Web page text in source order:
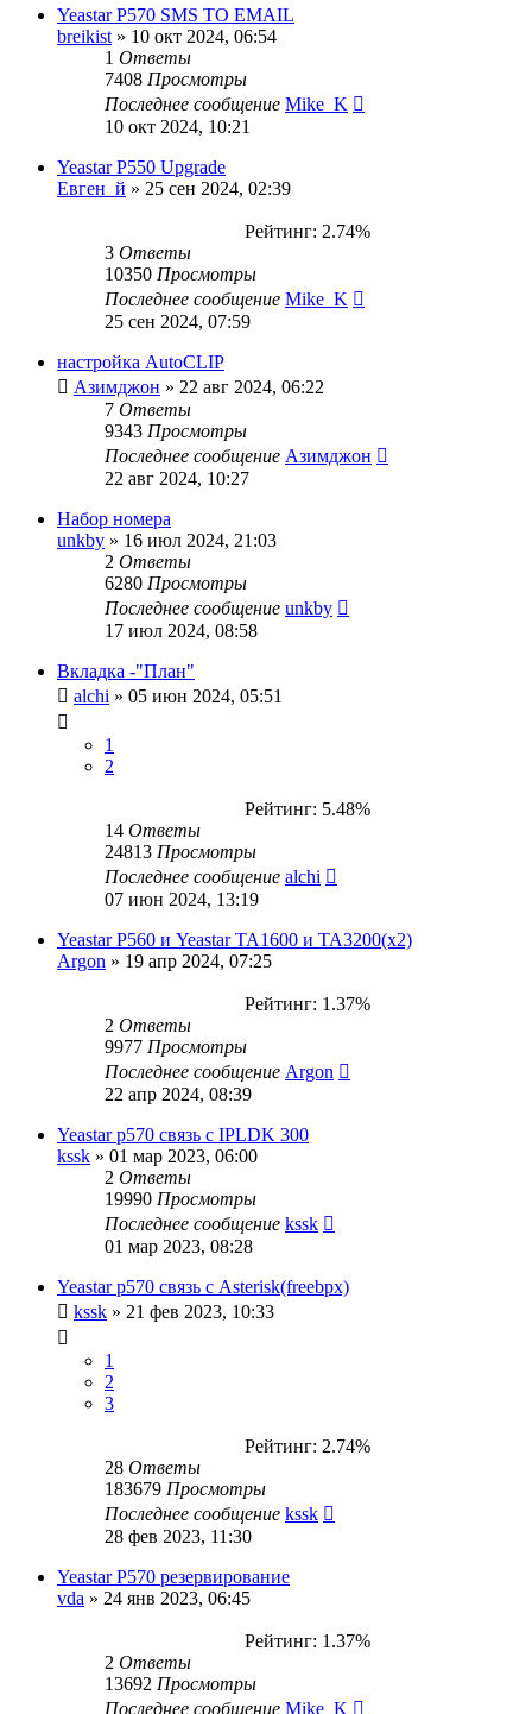
Yeastar P570 SMS TO EMAIL
breikist » 10 окт 2024, 06:54
1 Ответы
7408 Просмотры
Последнее сообщение Mike_K
10 окт 2024, 10:21
Yeastar P550 Upgrade
Евген_й » 25 сен 2024, 02:39
Рейтинг: 2.74%
3 Ответы
10350 Просмотры
Последнее сообщение Mike_K
25 сен 2024, 07:59
настройка AutoCLIP
Азимджон » 22 авг 2024, 06:22
7 Ответы
9343 Просмотры
Последнее сообщение Азимджон
22 авг 2024, 10:27
Набор номера
unkby » 16 июл 2024, 21:03
2 Ответы
6280 Просмотры
Последнее сообщение unkby
17 июл 2024, 08:58
Вкладка -"План"
alchi » 05 июн 2024, 05:51
1
2
Рейтинг: 5.48%
14 Ответы
24813 Просмотры
Последнее сообщение alchi
07 июн 2024, 13:19
Yeastar P560 и Yeastar TA1600 и TA3200(x2)
Argon » 19 апр 2024, 07:25
Рейтинг: 1.37%
2 Ответы
9977 Просмотры
Последнее сообщение Argon
22 апр 2024, 08:39
Yeastar p570 связь с IPLDK 300
kssk » 01 мар 2023, 06:00
2 Ответы
19990 Просмотры
Последнее сообщение kssk
01 мар 2023, 08:28
Yeastar p570 связь с Asterisk(freebpx)
kssk » 21 фев 2023, 10:33
1
2
3
Рейтинг: 2.74%
28 Ответы
183679 Просмотры
Последнее сообщение kssk
28 фев 2023, 11:30
Yeastar P570 резервирование
vda » 24 янв 2023, 06:45
Рейтинг: 1.37%
2 Ответы
13692 Просмотры
Последнее сообщение Mike_K